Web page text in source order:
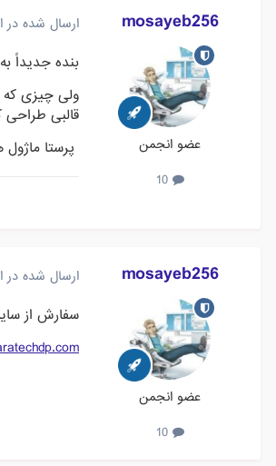
mosayeb256
عضو انجمن
10
ارسال شده در
بنده جدیداً
ولی چیزی که
قالبی طراحی
پرستا
mosayeb256
عضو انجمن
10
ارسال شده در
سفارش از